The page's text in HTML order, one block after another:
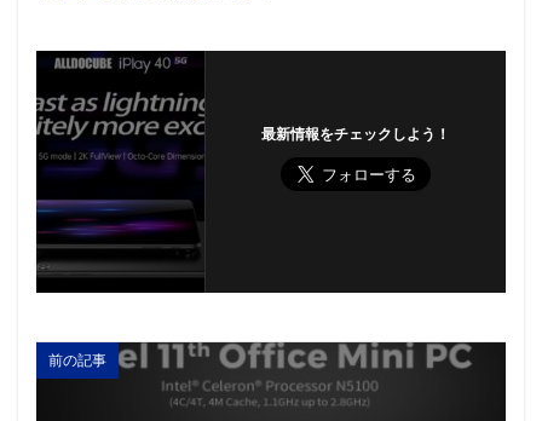
最新情報をチェックしよう！
前の記事